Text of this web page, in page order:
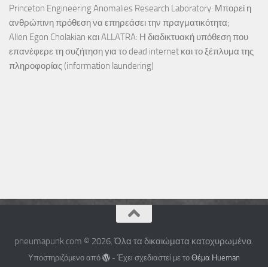
Princeton Engineering Anomalies Research Laboratory: Μπορεί η
ανθρώπινη πρόθεση να επηρεάσει την πραγματικότητα;
Allen Egon Cholakian και ALLATRA: Η διαδικτυακή υπόθεση που
επανέφερε τη συζήτηση για το dead internet και το ξέπλυμα της
πληροφορίας (information laundering)
pneumapunk.com © 2026. Όλα τα δικαιώματα κατοχυρωμένα.
Υποστηριζόμενο από - Έχει σχεδιαστεί με τοΘέμα Ηueman